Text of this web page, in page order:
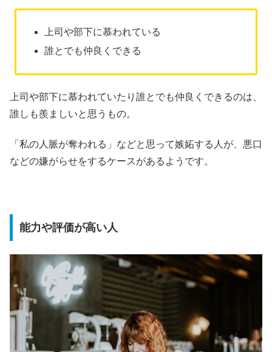
上司や部下に慕われている
誰とでも仲良くできる
上司や部下に慕われていたり誰とでも仲良くできるのは、
誰しも羨ましいと思うもの。
「私の人脈が奪われる」などと思って嫉妬する人が、悪口
などの嫌がらせをするケースがあるようです。
能力や評価が高い人